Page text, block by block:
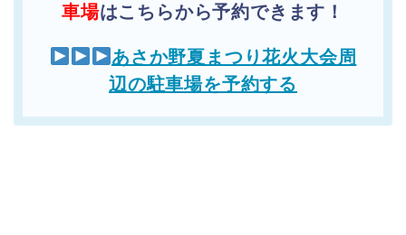
車場はこちらから予約できます！
あさか野夏まつり花火大会周
辺の駐車場を予約する